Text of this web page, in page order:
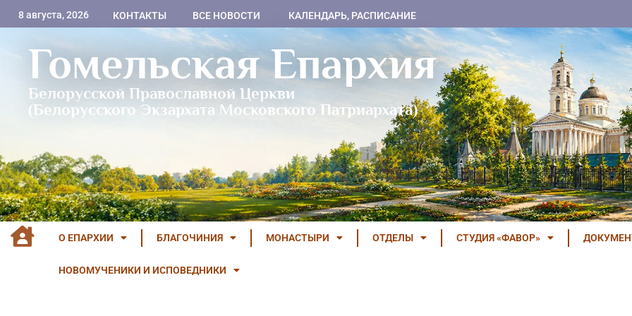
8 августа, 2026 КОНТАКТЫ ВСЕ НОВОСТИ КАЛЕНДАРЬ, РАСПИСАНИЕ
Гомельская Епархия
Белорусской Православной Церкви
(Белорусского Экзархата Московского Патриархата)
О ЕПАРХИИ БЛАГОЧИНИЯ МОНАСТЫРИ ОТДЕЛЫ СТУДИЯ «ФАВОР»
НОВОМУЧЕНИКИ И ИСПОВЕДНИКИ